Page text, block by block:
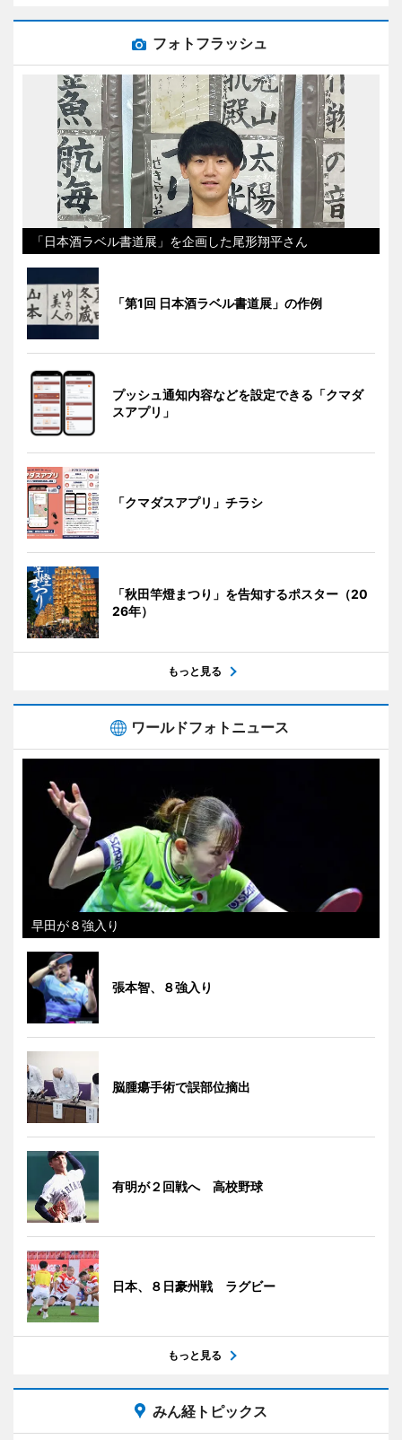
フォトフラッシュ
「日本酒ラベル書道展」を企画した尾形翔平さん
「第1回 日本酒ラベル書道展」の作例
プッシュ通知内容などを設定できる「クマダ
スアプリ」
「クマダスアプリ」チラシ
「秋田竿燈まつり」を告知するポスター（20
26年）
もっと見る
ワールドフォトニュース
早田が８強入り
張本智、８強入り
脳腫瘍手術で誤部位摘出
有明が２回戦へ 高校野球
日本、８日豪州戦 ラグビー
もっと見る
みん経トピックス